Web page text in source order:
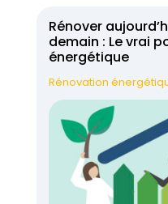
Rénover
demain : Le vrai
énergétique
Rénovation